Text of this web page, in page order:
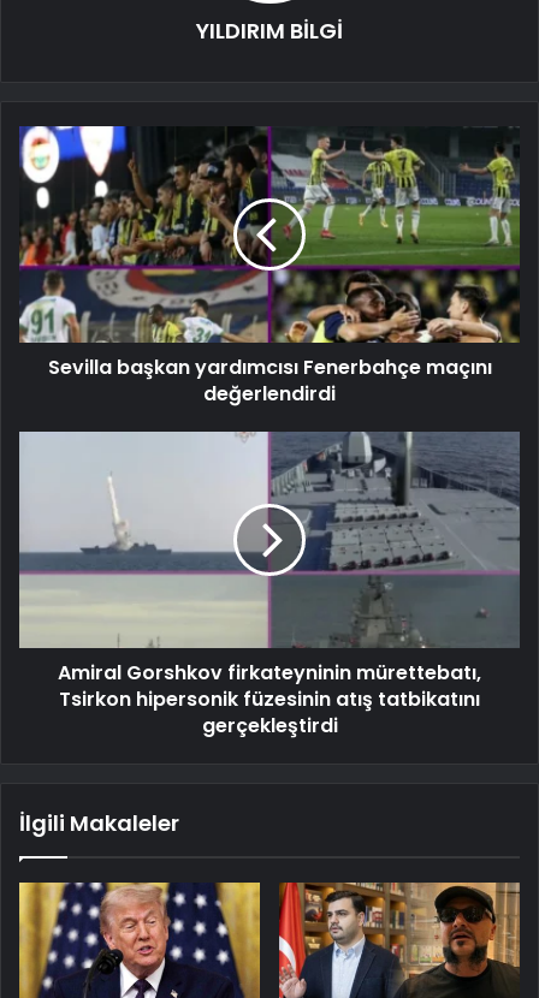
YILDIRIM BİLGİ
Sevilla başkan yardımcısı Fenerbahçe maçını
değerlendirdi
Amiral Gorshkov firkateyninin mürettebatı,
Tsirkon hipersonik füzesinin atış tatbikatını
gerçekleştirdi
İlgili Makaleler